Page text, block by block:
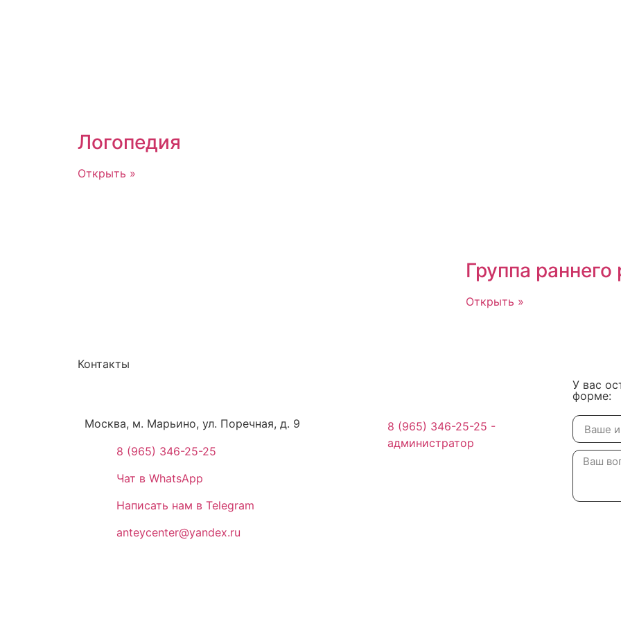
Логопедия
Открыть »
Группа раннего
Открыть »
Контакты
Москва, м. Марьино, ул. Поречная, д. 9
8 (965) 346-25-25
Чат в WhatsApp
Написать нам в Telegram
anteycenter@yandex.ru
8 (965) 346-25-25 -
администратор
У вас
форме: